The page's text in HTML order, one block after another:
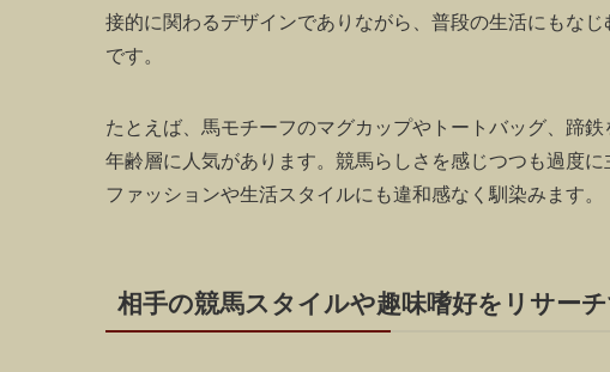
接的に関わるデザインでありながら、普段の生活にもな
です。
たとえば、馬モチーフのマグカップやトートバッグ、蹄
年齢層に人気があります。競馬らしさを感じつつも過度
ファッションや生活スタイルにも違和感なく馴染みます。
相手の競馬スタイルや趣味嗜好をリサー